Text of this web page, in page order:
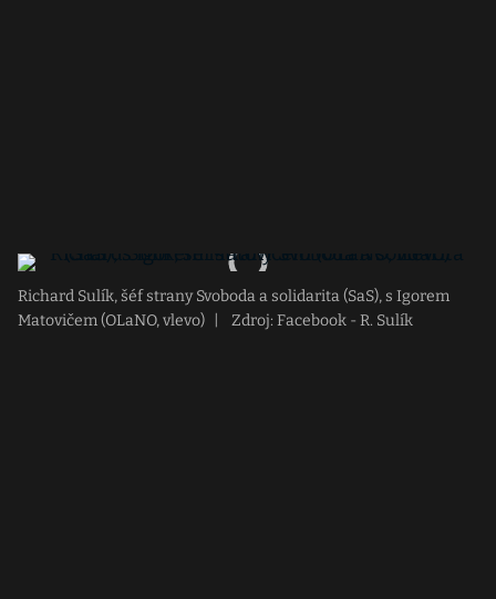
Richard Sulík, šéf strany Svoboda a solidarita (SaS), s Igorem
Matovičem (OLaNO, vlevo)
Zdroj: Facebook - R. Sulík